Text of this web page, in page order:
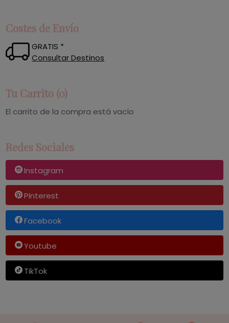
Costes de Envío
GRATIS *
Consultar Destinos
Tu Carrito (0)
El carrito de la compra está vacío
Redes Sociales
Instagram
Pinterest
Facebook
Youtube
TikTok